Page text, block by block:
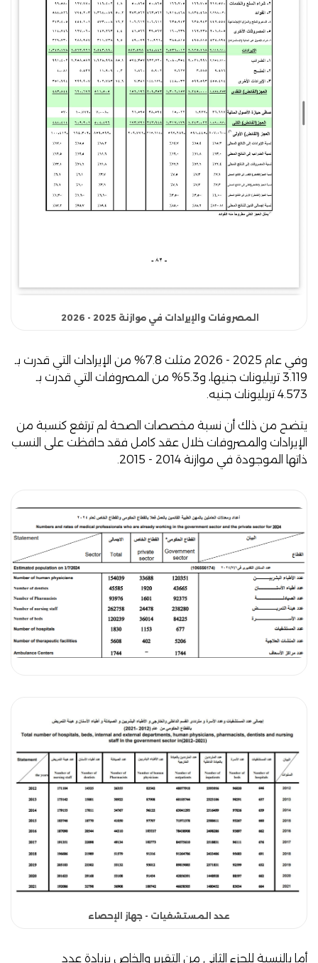
المصروفات والإيرادات في موازنة 2025 - 2026
وفي عام 2025 - 2026 مثلت 7.8% من الإيرادات التي قدرت بـ
3.119 تريليونات جنيها، و5.3% من المصروفات التي قدرت بـ
4.573 تريليونات جنيه.
يتضح من ذلك أن نسبة مخصصات الصحة لم ترتفع كنسبة من
الإيرادات والمصروفات خلال عقد كامل فقد حافظت على النسب
ذاتها الموجودة في موازنة 2014 - 2015.
عدد المستشفيات - جهاز الإحصاء
أما بالنسبة للجزء الثاني من التقرير والخاص بزيادة عدد